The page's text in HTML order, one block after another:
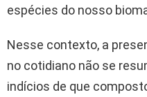
espécies do nosso
Nesse contexto, a
no cotidiano não se
indícios de que